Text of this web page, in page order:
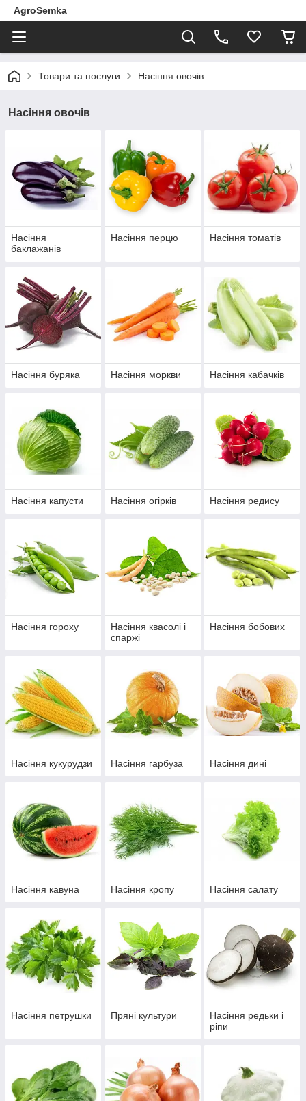
AgroSemka
Товари та послуги Насіння овочів
Насіння овочів
Насіння
баклажанів
Насіння перцю Насіння томатів
Насіння буряка Насіння моркви Насіння кабачків
Насіння капусти Насіння огірків Насіння редису
Насіння гороху
Насіння квасолі і
спаржі
Насіння бобових
Насіння кукурудзи Насіння гарбуза Насіння дині
Насіння кавуна Насіння кропу Насіння салату
Насіння петрушки Пряні культури
Насіння редьки і
ріпи